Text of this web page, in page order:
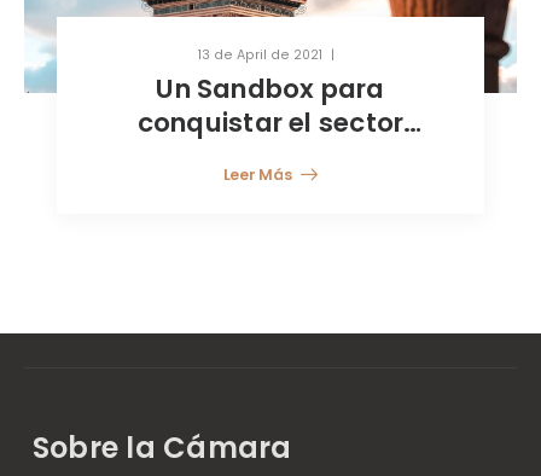
13 de April de 2021
Un Sandbox para
conquistar el sector
Leer Más
Sobre la Cámara